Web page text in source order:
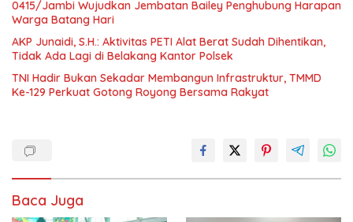
0415/Jambi Wujudkan Jembatan Bailey Penghubung Harapan
Warga Batang Hari
AKP Junaidi, S.H.: Aktivitas PETI Alat Berat Sudah Dihentikan,
Tidak Ada Lagi di Belakang Kantor Polsek
TNI Hadir Bukan Sekadar Membangun Infrastruktur, TMMD
Ke-129 Perkuat Gotong Royong Bersama Rakyat
Baca Juga